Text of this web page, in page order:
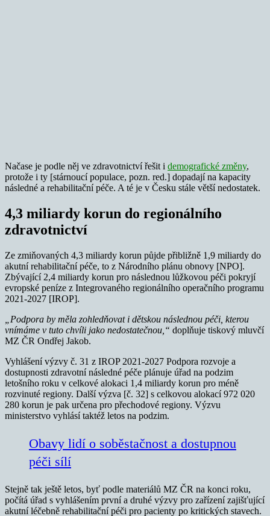
Načase je podle něj ve zdravotnictví řešit i demografické změny,
protože i ty [stárnoucí populace, pozn. red.] dopadají na kapacity
následné a rehabilitační péče. A té je v Česku stále větší nedostatek.
4,3 miliardy korun do regionálního
zdravotnictví
Ze zmiňovaných 4,3 miliardy korun půjde přibližně 1,9 miliardy do
akutní rehabilitační péče, to z Národního plánu obnovy [NPO].
Zbývající 2,4 miliardy korun pro následnou lůžkovou péči pokryjí
evropské peníze z Integrovaného regionálního operačního programu
2021-2027 [IROP].
„Podpora by měla zohledňovat i dětskou následnou péči, kterou
vnímáme v tuto chvíli jako nedostatečnou,“ doplňuje tiskový mluvčí
MZ ČR Ondřej Jakob.
Vyhlášení výzvy č. 31 z IROP 2021-2027 Podpora rozvoje a
dostupnosti zdravotní následné péče plánuje úřad na podzim
letošního roku v celkové alokaci 1,4 miliardy korun pro méně
rozvinuté regiony. Další výzva [č. 32] s celkovou alokací 972 020
280 korun je pak určena pro přechodové regiony. Výzvu
ministerstvo vyhlásí taktéž letos na podzim.
Obavy lidí o soběstačnost a dostupnou
péči sílí
Stejně tak ještě letos, byť podle materiálů MZ ČR na konci roku,
počítá úřad s vyhlášením první a druhé výzvy pro zařízení zajišťující
akutní léčebně rehabilitační péči pro pacienty po kritických stavech.